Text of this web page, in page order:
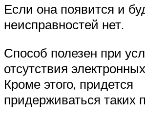
Если она появится и
неисправностей нет.
Способ полезен при
отсутствия
Кроме этого, придется
придерживаться таких